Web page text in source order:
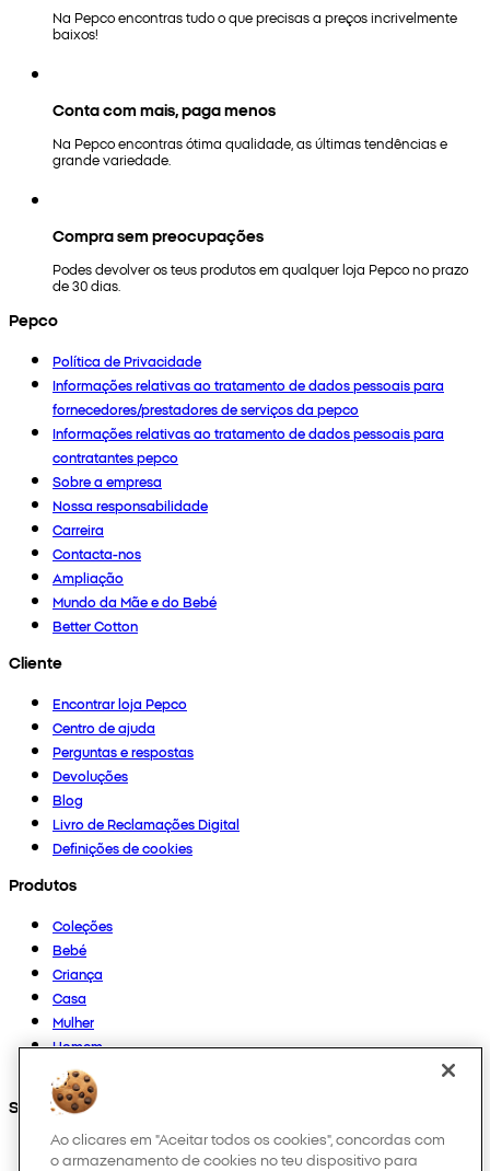
Na Pepco encontras tudo o que precisas a preços incrivelmente
baixos!
Conta com mais, paga menos
Na Pepco encontras ótima qualidade, as últimas tendências e
grande variedade.
Compra sem preocupações
Podes devolver os teus produtos em qualquer loja Pepco no prazo
de 30 dias.
Pepco
Política de Privacidade
Informações relativas ao tratamento de dados pessoais para
fornecedores/prestadores de serviços da pepco
Informações relativas ao tratamento de dados pessoais para
contratantes pepco
Sobre a empresa
Nossa responsabilidade
Carreira
Contacta-nos
Ampliação
Mundo da Mãe e do Bebé
Better Cotton
Cliente
Encontrar loja Pepco
Centro de ajuda
Perguntas e respostas
Devoluções
Blog
Livro de Reclamações Digital
Definições de cookies
Produtos
Coleções
Bebé
Criança
Casa
Mulher
Homem
Outros
Segue-nos em
Ao clicares em "Aceitar todos os cookies", concordas com
o armazenamento de cookies no teu dispositivo para